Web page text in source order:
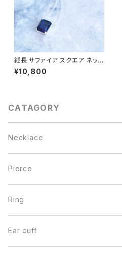
縦長 サファイア スクエア ネック
レス シルバー925
¥10,800
CATAGORY
Necklace
Pierce
Ring
Ear cuff